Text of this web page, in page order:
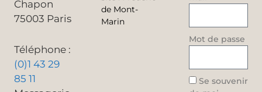
Chapon
75003 Paris
Téléphone :
(0)1 43 29
85 11
de Mont-
Marin
Mot de passe
Se souvenir